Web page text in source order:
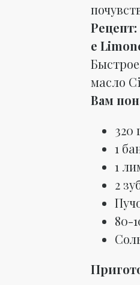
e
масло
Вам
320
1
1
2
80-